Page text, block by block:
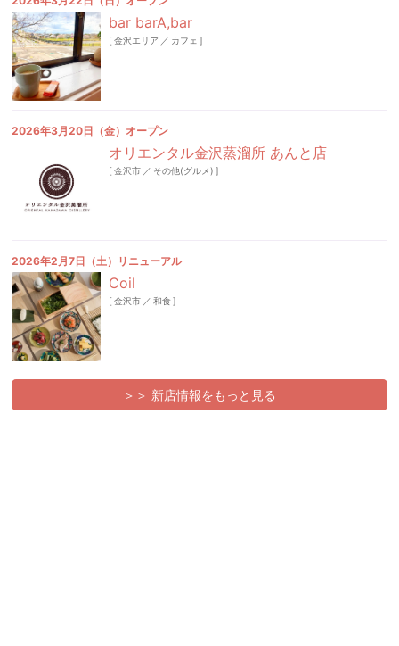
bar barA,bar
[金沢エリア ／ カフェ ]
2026年3月20日（金）オープン
オリエンタル金沢蒸溜所 あんと店
[金沢市 ／ その他(グルメ) ]
2026年2月7日（土）リニューアル
Coil
[金沢市 ／ 和食]
＞＞ 新店情報をもっと見る